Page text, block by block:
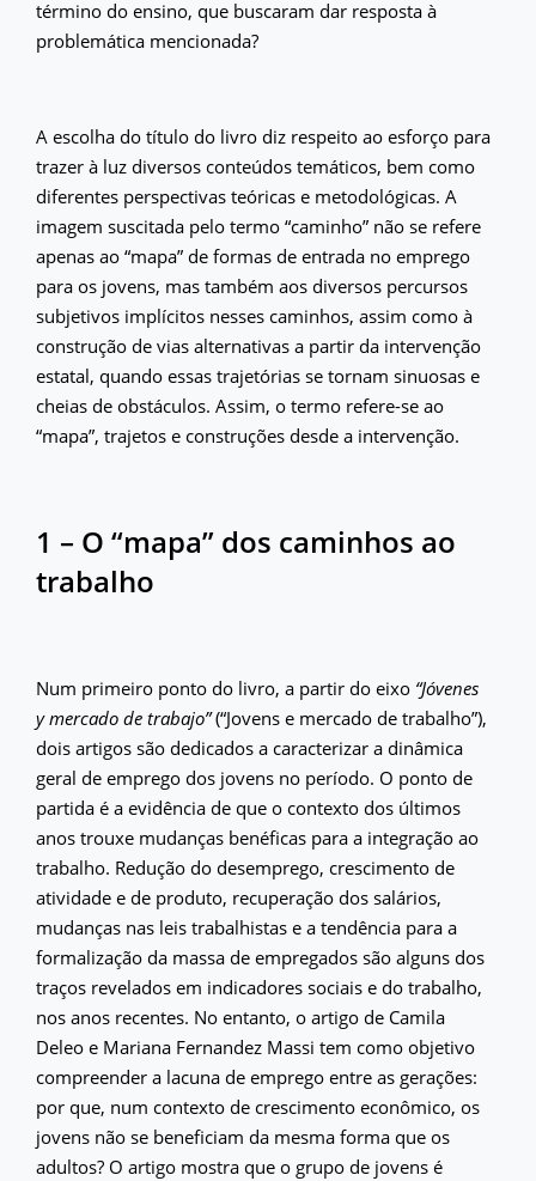
término do ensino, que buscaram dar resposta à
problemática mencionada?
A escolha do título do livro diz respeito ao esforço para
trazer à luz diversos conteúdos temáticos, bem como
diferentes perspectivas teóricas e metodológicas. A
imagem suscitada pelo termo “caminho” não se refere
apenas ao “mapa” de formas de entrada no emprego
para os jovens, mas também aos diversos percursos
subjetivos implícitos nesses caminhos, assim como à
construção de vias alternativas a partir da intervenção
estatal, quando essas trajetórias se tornam sinuosas e
cheias de obstáculos. Assim, o termo refere-se ao
“mapa”, trajetos e construções desde a intervenção.
1 – O “mapa” dos caminhos ao
trabalho
Num primeiro ponto do livro, a partir do eixo “Jóvenes
y mercado de trabajo”(“Jovens e mercado de trabalho”),
dois artigos são dedicados a caracterizar a dinâmica
geral de emprego dos jovens no período. O ponto de
partida é a evidência de que o contexto dos últimos
anos trouxe mudanças benéficas para a integração ao
trabalho. Redução do desemprego, crescimento de
atividade e de produto, recuperação dos salários,
mudanças nas leis trabalhistas e a tendência para a
formalização da massa de empregados são alguns dos
traços revelados em indicadores sociais e do trabalho,
nos anos recentes. No entanto, o artigo de Camila
Deleo e Mariana Fernandez Massi tem como objetivo
compreender a lacuna de emprego entre as gerações:
por que, num contexto de crescimento econômico, os
jovens não se beneficiam da mesma forma que os
adultos? O artigo mostra que o grupo de jovens é